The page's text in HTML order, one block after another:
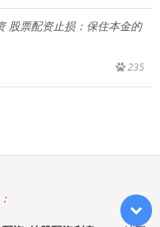
股票配资止损：保住本金的
235